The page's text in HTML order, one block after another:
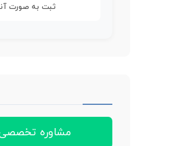
ثبت به صورت
مشاوره تخصصی